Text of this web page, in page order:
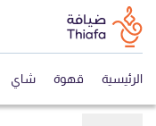
الرئيسية قهوة شاي